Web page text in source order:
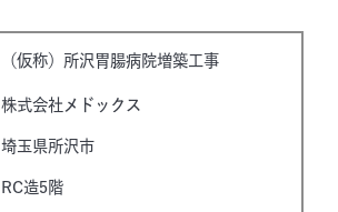
（仮称）所沢胃腸病院増築工事
株式会社メドックス
埼玉県所沢市
RC造5階